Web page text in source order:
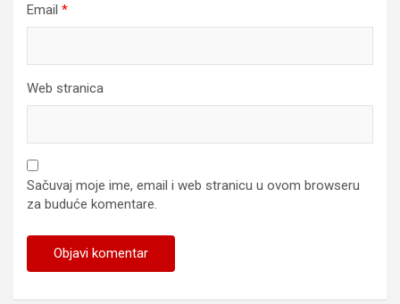
Email *
Web stranica
Sačuvaj moje ime, email i web stranicu u ovom browseru
za buduće komentare.